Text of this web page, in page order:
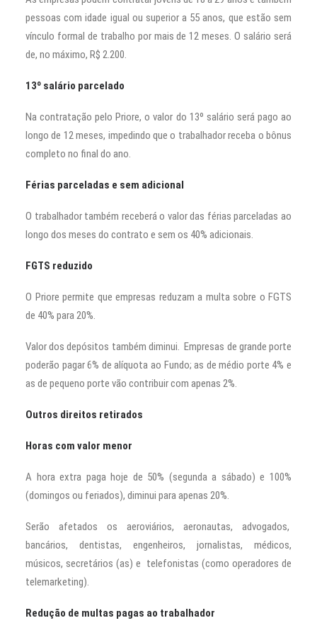
pessoas com idade igual ou superior a 55 anos, que estão sem
vínculo formal de trabalho por mais de 12 meses. O salário será
de, no máximo, R$ 2.200.
13º salário parcelado
Na contratação pelo Priore, o valor do 13º salário será pago ao
longo de 12 meses, impedindo que o trabalhador receba o bônus
completo no final do ano.
Férias parceladas e sem adicional
O trabalhador também receberá o valor das férias parceladas ao
longo dos meses do contrato e sem os 40% adicionais.
FGTS reduzido
O Priore permite que empresas reduzam a multa sobre o FGTS
de 40% para 20%.
Valor dos depósitos também diminui. Empresas de grande porte
poderão pagar 6% de alíquota ao Fundo; as de médio porte 4% e
as de pequeno porte vão contribuir com apenas 2%.
Outros direitos retirados
Horas com valor menor
A hora extra paga hoje de 50% (segunda a sábado) e 100%
(domingos ou feriados), diminui para apenas 20%.
Serão afetados os aeroviários, aeronautas, advogados,
bancários, dentistas, engenheiros, jornalistas, médicos,
músicos, secretários (as) e telefonistas (como operadores de
telemarketing).
Redução de multas pagas ao trabalhador